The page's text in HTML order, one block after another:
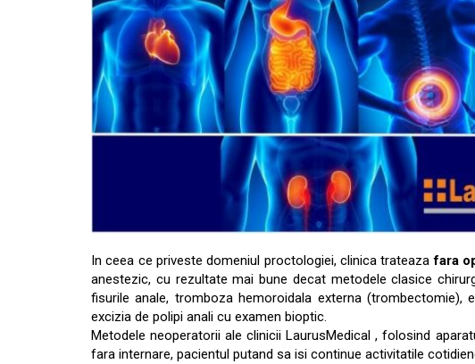
In ceea ce priveste domeniul proctologiei, clinica trateazafara
anestezic, cu rezultate mai bune decat metodele clasice
fisurile anale, tromboza hemoroidala externa (trombectomie),
excizia de polipi anali cu examen bioptic.
Metodele neoperatorii ale clinicii LaurusMedical , folosind
fara internare, pacientul putand sa isi continue activitatile